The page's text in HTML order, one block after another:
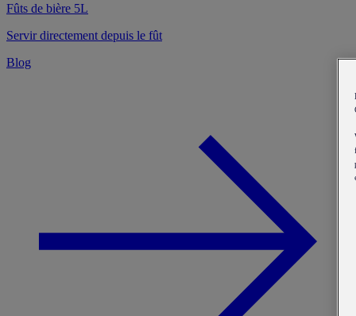
Fûts de bière 5L
Servir directement depuis le fût
Blog